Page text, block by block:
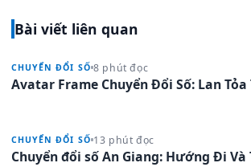
Bài viết liên quan
CHUYỂN ĐỔI SỐ 8 phút đọc
Avatar Frame Chuyển Đổi Số: Lan
CHUYỂN ĐỔI SỐ 13 phút đọc
Chuyển đổi số An Giang: Hướng Đi Và